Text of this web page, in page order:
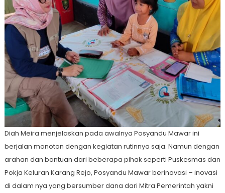
Diah Meira menjelaskan pada awalnya Posyandu Mawar ini
berjalan monoton dengan kegiatan rutinnya saja. Namun dengan
arahan dan bantuan dari beberapa pihak seperti Puskesmas dan
Pokja Keluran Karang Rejo, Posyandu Mawar berinovasi – inovasi
di dalam nya yang bersumber dana dari Mitra Pemerintah yakni